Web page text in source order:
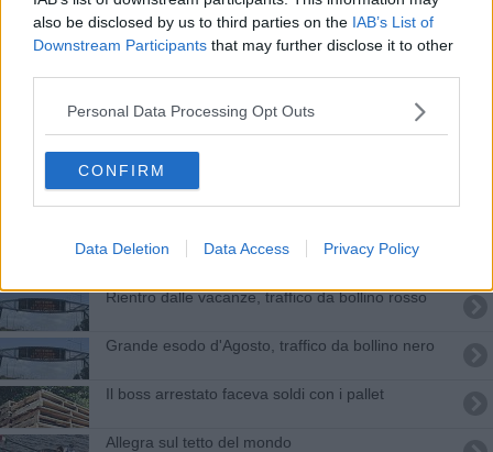
also be disclosed by us to third parties on the IAB’s List of
Downstream Participants that may further disclose it to other
Personal Data Processing Opt Outs
CONFIRM
Data Deletion Data Access Privacy Policy
Decreto sicurezza, spuntano i sindaci pro ricorso
Empoli, Livorno e Pisa si ritrovano in Serie B
La biblioteca è pronta, ecco com'è fatta
Toscani lettori e recensori, ecco chi legge di più
Allarme caldo, Toscana con la febbre a 40
Rientro dalle vacanze, traffico da bollino rosso
Grande esodo d'Agosto, traffico da bollino nero
Il boss arrestato faceva soldi con i pallet
Allegra sul tetto del mondo